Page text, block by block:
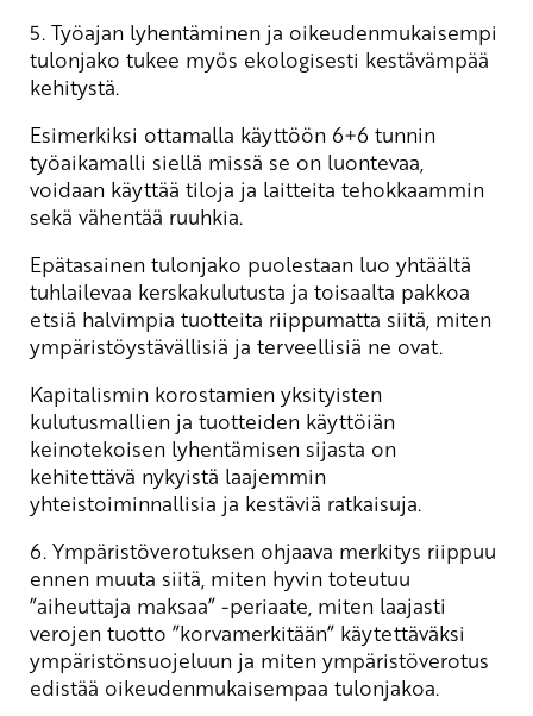
5. Työajan lyhentäminen ja oikeudenmukaisempi
tulonjako tukee myös ekologisesti kestävämpää
kehitystä.
Esimerkiksi ottamalla käyttöön 6+6 tunnin
työaikamalli siellä missä se on luontevaa,
voidaan käyttää tiloja ja laitteita tehokkaammin
sekä vähentää ruuhkia.
Epätasainen tulonjako puolestaan luo yhtäältä
tuhlailevaa kerskakulutusta ja toisaalta pakkoa
etsiä halvimpia tuotteita riippumatta siitä, miten
ympäristöystävällisiä ja terveellisiä ne ovat.
Kapitalismin korostamien yksityisten
kulutusmallien ja tuotteiden käyttöiän
keinotekoisen lyhentämisen sijasta on
kehitettävä nykyistä laajemmin
yhteistoiminnallisia ja kestäviä ratkaisuja.
6. Ympäristöverotuksen ohjaava merkitys riippuu
ennen muuta siitä, miten hyvin toteutuu
”aiheuttaja maksaa” -periaate, miten laajasti
verojen tuotto ”korvamerkitään” käytettäväksi
ympäristönsuojeluun ja miten ympäristöverotus
edistää oikeudenmukaisempaa tulonjakoa.